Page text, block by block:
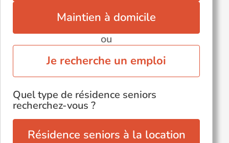
Maintien à domicile
ou
Je recherche un emploi
Quel type de résidence seniors
recherchez-vous ?
Résidence seniors à la location